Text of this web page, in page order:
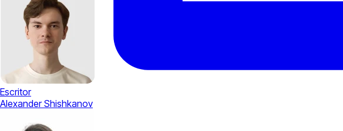
Escritor
Alexander Shishkanov